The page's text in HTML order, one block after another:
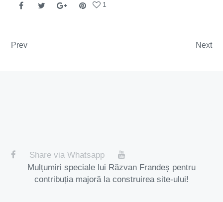
1
Navigare în articole
Prev Next
Share via Whatsapp
Mulțumiri speciale lui Răzvan Frandeș pentru
contribuția majoră la construirea site-ului!